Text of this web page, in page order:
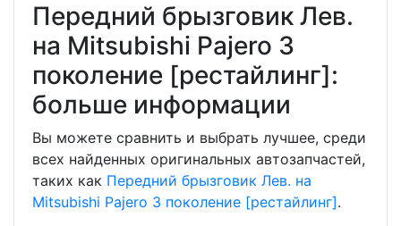
Передний брызговик Лев.
на Mitsubishi Pajero 3
поколение [рестайлинг]:
больше информации
Вы можете сравнить и выбрать лучшее, среди
всех найденных оригинальных автозапчастей,
таких как Передний брызговик Лев. на
Mitsubishi Pajero 3 поколение [рестайлинг].